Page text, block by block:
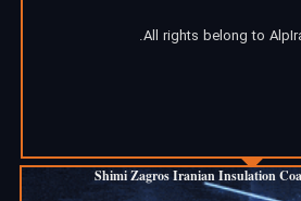
All rights belong to